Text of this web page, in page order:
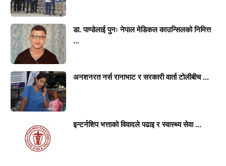
डा. पाण्डेलाई पुनः नेपाल मेडिकल काउन्सिलको निमित्त
...
अनशनरत नर्स रानाभाट र सरकारी वार्ता टोलीबीच ...
इन्टर्नशिप भत्ताको विवादले पढाइ र स्वास्थ्य सेवा ...